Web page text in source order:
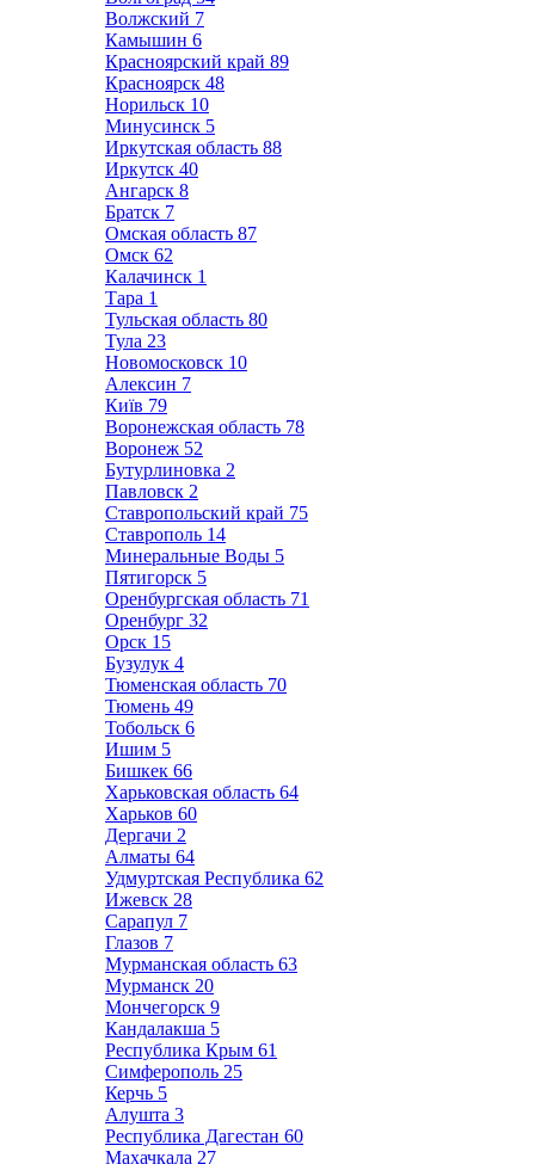
Волжский 7
Камышин 6
Красноярский край 89
Красноярск 48
Норильск 10
Минусинск 5
Иркутская область 88
Иркутск 40
Ангарск 8
Братск 7
Омская область 87
Омск 62
Калачинск 1
Тара 1
Тульская область 80
Тула 23
Новомосковск 10
Алексин 7
Київ 79
Воронежская область 78
Воронеж 52
Бутурлиновка 2
Павловск 2
Ставропольский край 75
Ставрополь 14
Минеральные Воды 5
Пятигорск 5
Оренбургская область 71
Оренбург 32
Орск 15
Бузулук 4
Тюменская область 70
Тюмень 49
Тобольск 6
Ишим 5
Бишкек 66
Харьковская область 64
Харьков 60
Дергачи 2
Алматы 64
Удмуртская Республика 62
Ижевск 28
Сарапул 7
Глазов 7
Мурманская область 63
Мурманск 20
Мончегорск 9
Кандалакша 5
Республика Крым 61
Симферополь 25
Керчь 5
Алушта 3
Республика Дагестан 60
Махачкала 27